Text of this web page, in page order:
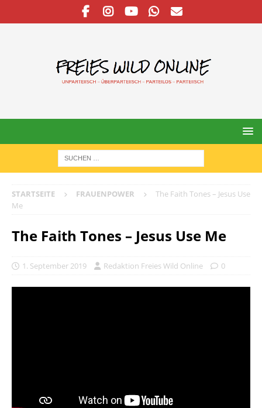
STARTSEITE FRAUENPOWER
The Faith Tones – Jesus Use
Me
The Faith Tones – Jesus Use Me
1. September 2019 Redaktion Freies Wild Online 0